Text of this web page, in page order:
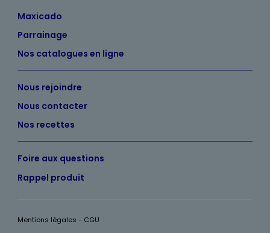
Maxicado
Parrainage
Nos catalogues en ligne
Nous rejoindre
Nous contacter
Nos recettes
Foire aux questions
Rappel produit
Mentions légales - CGU